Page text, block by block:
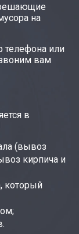
на
телефона или
вам
в
(вывоз
кирпича и
который